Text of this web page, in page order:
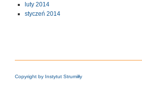
luty 2014
styczeń 2014
Copyright by Instytut Strumiłły